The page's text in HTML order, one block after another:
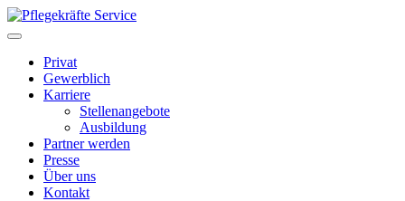
Privat
Gewerblich
Karriere
Stellenangebote
Ausbildung
Partner werden
Presse
Über uns
Kontakt